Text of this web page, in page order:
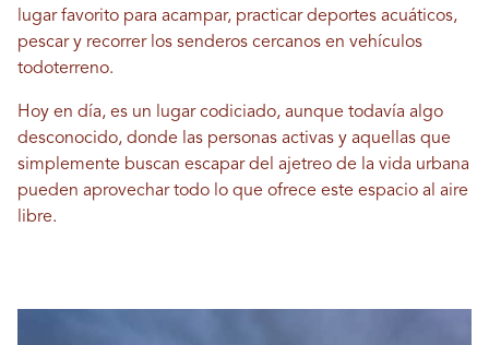
lugar favorito para acampar, practicar deportes acuáticos,
pescar y recorrer los senderos cercanos en vehículos
todoterreno.
Hoy en día, es un lugar codiciado, aunque todavía algo
desconocido, donde las personas activas y aquellas que
simplemente buscan escapar del ajetreo de la vida urbana
pueden aprovechar todo lo que ofrece este espacio al aire
libre.